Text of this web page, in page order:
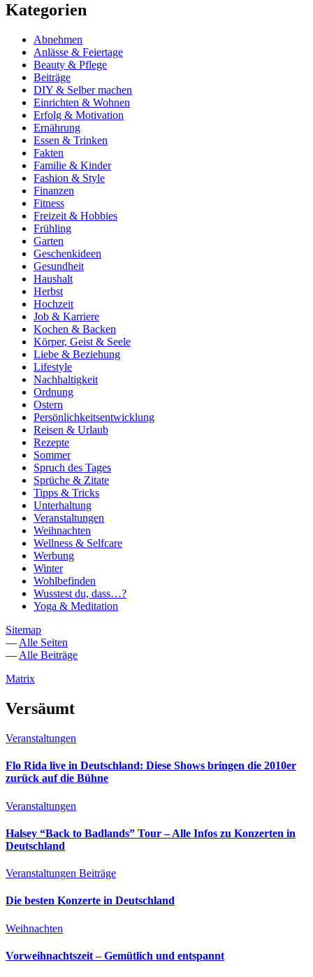
Kategorien
Abnehmen
Anlässe & Feiertage
Beauty & Pflege
Beiträge
DIY & Selber machen
Einrichten & Wohnen
Erfolg & Motivation
Ernährung
Essen & Trinken
Fakten
Familie & Kinder
Fashion & Style
Finanzen
Fitness
Freizeit & Hobbies
Frühling
Garten
Geschenkideen
Gesundheit
Haushalt
Herbst
Hochzeit
Job & Karriere
Kochen & Backen
Körper, Geist & Seele
Liebe & Beziehung
Lifestyle
Nachhaltigkeit
Ordnung
Ostern
Persönlichkeitsentwicklung
Reisen & Urlaub
Rezepte
Sommer
Spruch des Tages
Sprüche & Zitate
Tipps & Tricks
Unterhaltung
Veranstaltungen
Weihnachten
Wellness & Selfcare
Werbung
Winter
Wohlbefinden
Wusstest du, dass…?
Yoga & Meditation
Sitemap
— Alle Seiten
— Alle Beiträge
Matrix
Versäumt
Veranstaltungen
Flo Rida live in Deutschland: Diese Shows bringen die 2010er
zurück auf die Bühne
Veranstaltungen
Halsey “Back to Badlands” Tour – Alle Infos zu Konzerten in
Deutschland
Veranstaltungen Beiträge
Die besten Konzerte in Deutschland
Weihnachten
Vorweihnachtszeit – Gemütlich und entspannt